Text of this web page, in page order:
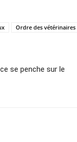
Ordre des vétérinaires
se penche sur le